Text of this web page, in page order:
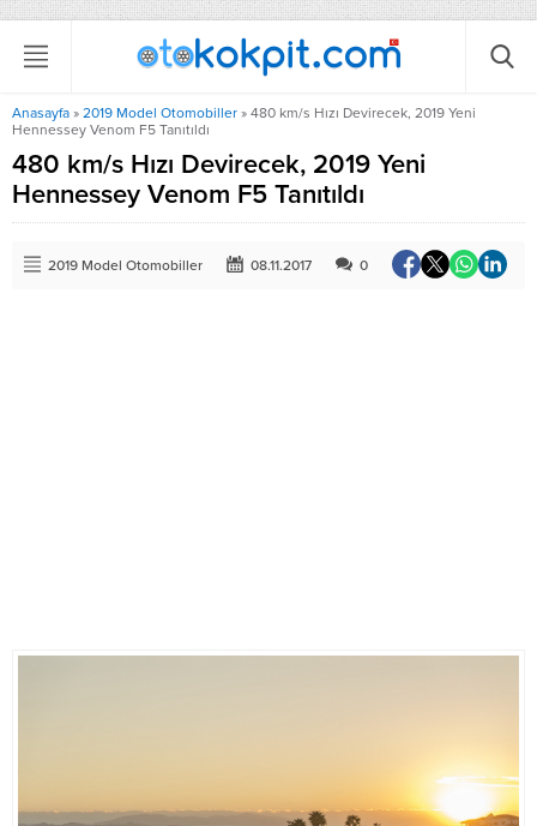
Anasayfa » 2019 Model Otomobiller » 480 km/s Hızı Devirecek, 2019 Yeni
Hennessey Venom F5 Tanıtıldı
480 km/s Hızı Devirecek, 2019 Yeni
Hennessey Venom F5 Tanıtıldı
2019 Model Otomobiller 08.11.2017 0